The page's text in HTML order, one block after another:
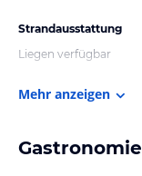
Strandausstattung
Liegen verfügbar
Mehr anzeigen
Gastronomie